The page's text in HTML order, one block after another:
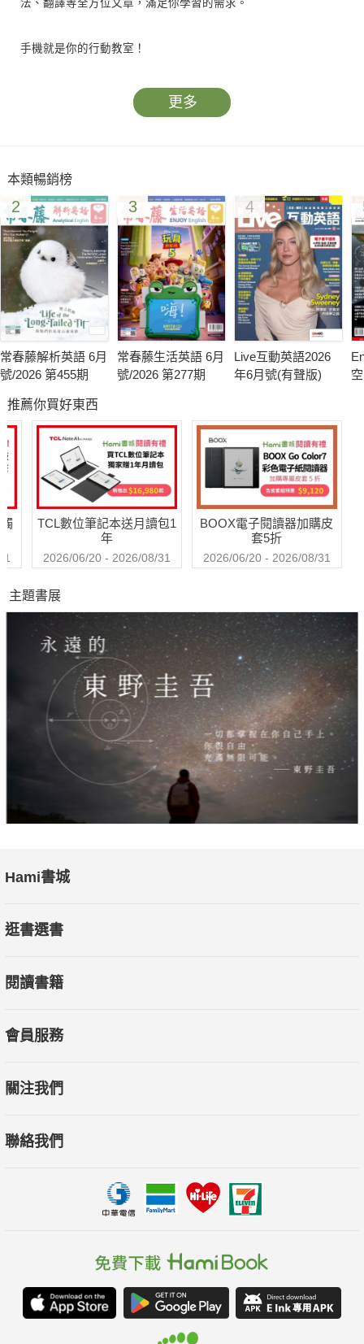
法、翻譯等全方位文章，滿足你學習的需求。
手機就是你的行動教室！
內文附 QR Code，方便讀者隨時掃描，聆聽課文朗讀及專業講
解析英語雜誌》 內容重磅升級 ↑↑
評量更即時！
每月兩篇(半個月一次) #實力測驗，提供最準確評量自我學習狀
況的機會。
英聽練好練滿！ 每月新增兩篇 #全程英文講解，滿足想多練習
英文聽力同學的需要。
#科普園地、#文學萬花筒等新單元，補足平時較少涉獵的相關領
域知識。
國內幾乎高中生人手一本的《常春藤解析英語雜誌》由賴世雄教
授於一九八八年七月發行創刊號， 是一份製作嚴謹的專業英語廣
播月刊。首創全國針對大學聯考及托福考試結合廣播所發行之英
求，並已在事業經營建立良好社會形象，多年來深獲全國英文老
師的口碑肯定，並為多所高中指定之英文課外教材，更是無數青
年學子心目中的第 一品牌！
更多
本類暢銷榜
2
常春藤解析英語 6月
號/2026 第455期
3
常春藤生活英語 6月
號/2026 第277期
4
Live互動英語2026
年6月號(有聲版)
推薦你買好東西
TCL數位筆記本送月讀包1
年
2026/06/20 - 2026/08/31
BOOX電子閱讀器加購皮
套5折
2026/06/20 - 2026/08/31
主題書展
Hami書城
逛書選書
閱讀書籍
會員服務
關注我們
聯絡我們